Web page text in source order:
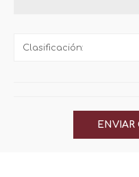
Clasificación: